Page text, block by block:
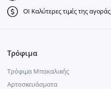
ΟΙ Καλύτερες τιμές της αγοράς
Τρόφιμα
Τρόφιμα Μπακαλικής
Αρτοσκευάσματα